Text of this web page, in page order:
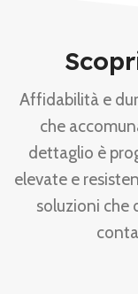
Affidabilità e
che
dettaglio è
elevate e
soluzioni che